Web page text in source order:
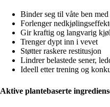
Binder seg til våte ben
Forlenger
Gir kraftig og langvarig
Trenger dypt inn i vevet
Støtter raskere restitusjon
Lindrer belastede sener,
Ideell etter trening og
Aktive plantebaserte